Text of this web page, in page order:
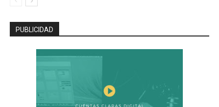
PUBLICIDAD